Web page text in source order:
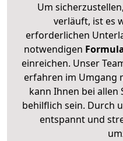
Um
verläuft, ist es
erforderlichen
notwendigen
einreichen. Unser
erfahren im Umgang
kann Ihnen bei
behilflich sein. Durch
entspannt und